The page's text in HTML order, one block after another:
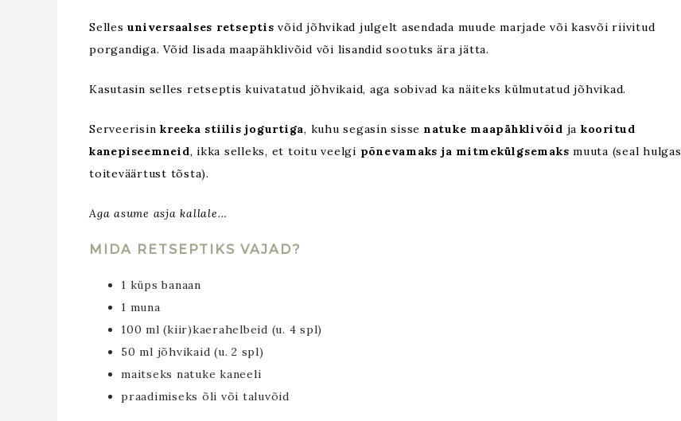
Sellesuniversaalses retseptis võid jõhvikad julgelt asendada muude marjade või kasvõi riivitud
porgandiga. Võid lisada maapähklivõid või lisandid sootuks ära jätta.
Kasutasin selles retseptis kuivatatud jõhvikaid, aga sobivad ka näiteks külmutatud jõhvikad.
Serveerisin kreeka stiilis jogurtiga, kuhu segasin sisse natuke maapähklivõid ja kooritud
kanepiseemneid, ikka selleks, et toitu veelgi põnevamaks ja mitmekülgsemaks muuta (seal hulgas
toiteväärtust tõsta).
Aga asume asja kallale…
MIDA RETSEPTIKS VAJAD?
1 küps banaan
1 muna
100 ml (kiir)kaerahelbeid (u. 4 spl)
50 ml jõhvikaid (u. 2 spl)
maitseks natuke kaneeli
praadimiseks õli või taluvõid